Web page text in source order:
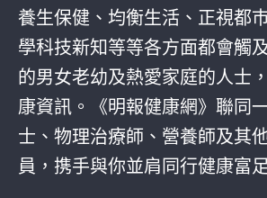
養生保健、均衡生活、正視都
學科技新知等等各方面都會觸
的男女老幼及熱愛家庭的人士
康資訊。《明報健康網》聯同
士、物理治療師、營養師及其
員，携手與你並肩同行健康富